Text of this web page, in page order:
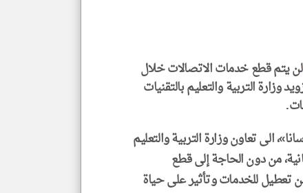
لن يتم قطع خدمات الاتصالات خلال
وزارة التربية والتعليم بالتقنيات
الى تعاون وزارة التربية والتعليم
من دون الحاجة إلى قطع
تعطيل للخدمات وتأثير على حياة
klyoum.com